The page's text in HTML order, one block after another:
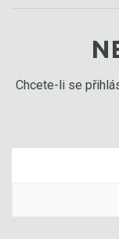
Chcete-li se